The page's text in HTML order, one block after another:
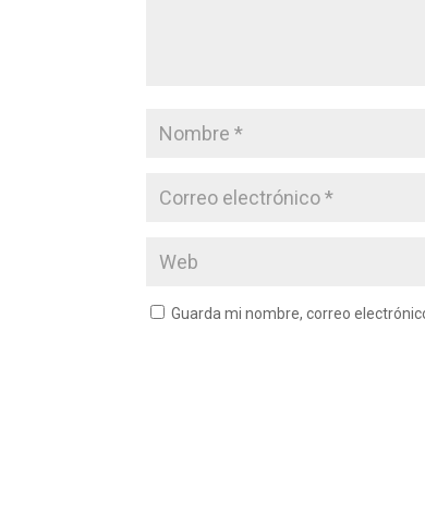
Guarda mi nombre, correo